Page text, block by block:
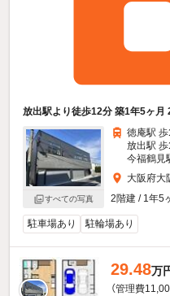
放出駅より徒歩12分 築1年5ヶ月
すべての写真
徳庵駅 歩
放出駅 歩
今福鶴見
大阪府大
2階建 / 1年5
駐車場あり 駐輪場あり
29.48万
（管理費